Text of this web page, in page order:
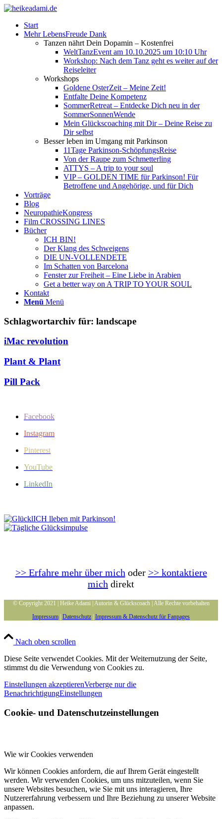
Start
Mehr LebensFreude Dank
Tanzen nährt Dein Dopamin – Kostenfrei
WeltTanzEvent am 10.10.2025 um 10:10 Uhr
Workshop: Nach dem Tanz geht es weiter auf der
Reiseleiter
Workshops
Goldene OsterZeit – Meine Zeit!
Entfalte Deine Kompetenz
SommerRetreat – Entdecke Dich neu in der
SommerSonnenWende
Mein Glückscoaching mit Dir – Deine Reise zu
Dir selbst
Besser leben im Umgang mit Parkinson
11Tage Parkinson-SchöpfungsReise
Von der Raupe zum Schmetterling
ATTYS – A trip to your soul
VIP – GOLDEN TIME für Parkinson! Für
Betroffene und Angehörige, und für Dich
Vorträge
Blog
NeuropathieKongress
Film CROSSING LINES
Bücher
ICH BIN!
Der Klang des Schweigens
DIE UN-VOLLENDETE
Im Schatten von Barcelona
Fenster zur Freiheit – Eine Liebe in Arabien
Get a better way on A TRIP TO YOUR SOUL
Kontakt
Menü Menü
Schlagwortarchiv für: landscape
iMac revolution
Plant & Plant
Pill Pack
Facebook
Instagram
Pinterest
YouTube
LinkedIn
>> Erfahre mehr über mich oder >> kontaktiere
mich direkt
© Copyright 2021 | Heike Adami | Autorin & Glückscoach | Alle Rechte vorbehalten
Impressum | Datenschutz | Impressum & Datenschutz für Fanpages
Nach oben scrollen
Diese Seite verwendet Cookies. Mit der Weiternutzung der Seite,
stimmst du die Verwendung von Cookies zu.
Einstellungen akzeptierenVerberge nur die
BenachrichtigungEinstellungen
Cookie- und Datenschutzeinstellungen
Wie wir Cookies verwenden
Wir können Cookies anfordern, die auf Ihrem Gerät eingestellt
werden. Wir verwenden Cookies, um uns mitzuteilen, wenn Sie
unsere Websites besuchen, wie Sie mit uns interagieren, Ihre
Nutzererfahrung verbessern und Ihre Beziehung zu unserer Website
anpassen.